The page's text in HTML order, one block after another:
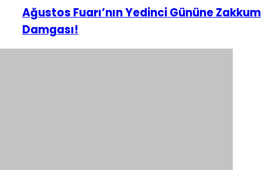
Ağustos Fuarı’nın Yedinci Gününe Zakkum
Damgası!